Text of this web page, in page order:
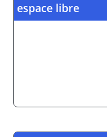
espace libre